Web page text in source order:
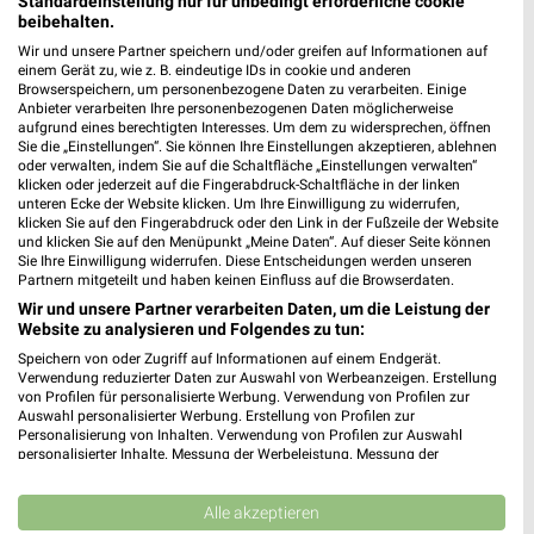
MEHR PROSPEKTE
weekli - Prospekte & Angebote App
Alle GALERIA Karstadt Kaufhof Angebote immer griffbereit –
mit der kostenlosen weekli App für iOS & Android.
✔Standortgenaue Angebote
✔Folge deinem Lieblingshändler
✔Einkaufsliste - Einkauf stressfrei planen
beibehalten.
Wir und unsere Partner speichern und/oder greifen auf Informationen auf
einem Gerät zu, wie z. B. eindeutige IDs in cookie und anderen
Browserspeichern, um personenbezogene Daten zu verarbeiten. Einige
Anbieter verarbeiten Ihre personenbezogenen Daten möglicherweise
aufgrund eines berechtigten Interesses. Um dem zu widersprechen, öffnen
Sie die „Einstellungen“. Sie können Ihre Einstellungen akzeptieren, ablehnen
oder verwalten, indem Sie auf die Schaltfläche „Einstellungen verwalten“
klicken oder jederzeit auf die Fingerabdruck-Schaltfläche in der linken
unteren Ecke der Website klicken. Um Ihre Einwilligung zu widerrufen,
klicken Sie auf den Fingerabdruck oder den Link in der Fußzeile der Website
und klicken Sie auf den Menüpunkt „Meine Daten“. Auf dieser Seite können
Sie Ihre Einwilligung widerrufen. Diese Entscheidungen werden unseren
Partnern mitgeteilt und haben keinen Einfluss auf die Browserdaten.
Wir und unsere Partner verarbeiten Daten, um die Leistung der
Website zu analysieren und Folgendes zu tun:
Speichern von oder Zugriff auf Informationen auf einem Endgerät.
Verwendung reduzierter Daten zur Auswahl von Werbeanzeigen. Erstellung
von Profilen für personalisierte Werbung. Verwendung von Profilen zur
Auswahl personalisierter Werbung. Erstellung von Profilen zur
Personalisierung von Inhalten. Verwendung von Profilen zur Auswahl
personalisierter Inhalte. Messung der Werbeleistung. Messung der
Kombinationen von Daten aus verschiedenen Quellen. Entwicklung und
Verbesserung der Angebote. Verwendung reduzierter Daten zur Auswahl
von Inhalten.
Alle akzeptieren